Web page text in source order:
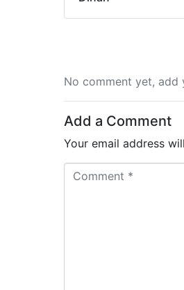
No comment yet, add
Add a Comment
Your email address